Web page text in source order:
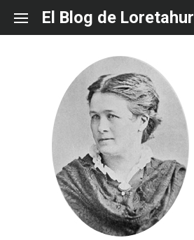
content
El Blog de Loretahur